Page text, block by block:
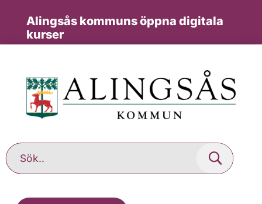
Alingsås kommuns öppna digitala
kurser